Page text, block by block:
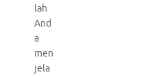
lah
And
a
men
jela